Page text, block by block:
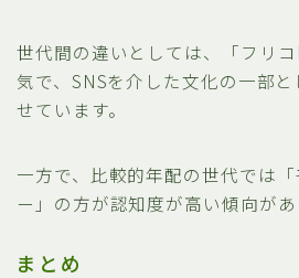
世代間の違いとしては、「フリ
気で、SNSを介した文化の一部
せています。
一方で、比較的年配の世代では
ー」の方が認知度が高い傾向があ
まとめ